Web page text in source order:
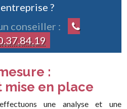
?
conseiller :
.37.84. 19
:
en place
une analyse et une